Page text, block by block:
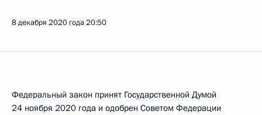
8 декабря 2020 года20:50
Федеральный закон принят Государственной Думой
24 ноября 2020 года и одобрен Советом Федерации